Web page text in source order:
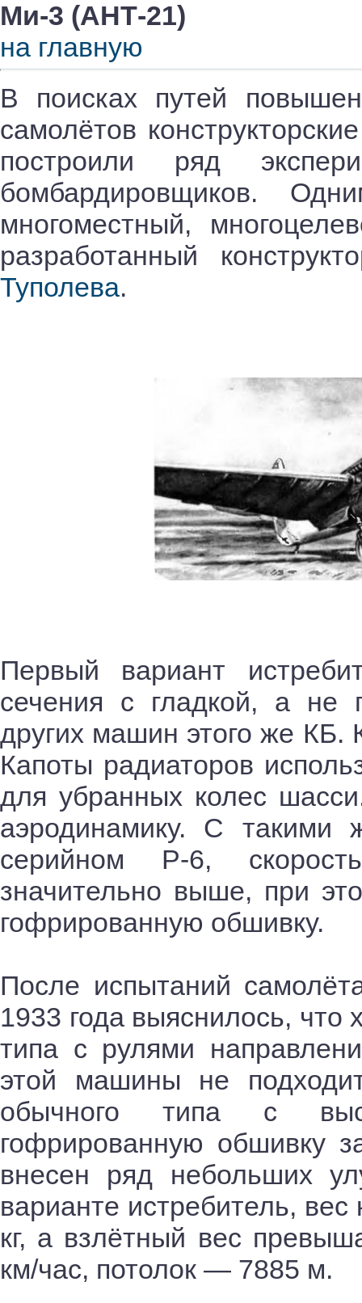
Ми-3 (АНТ-21)
на главную
В поисках путей
самолётов
построили ряд
бомбардировщиков.
многоместный,
разработанный
Туполева.
Первый вариант
сечения с гладкой, а не
других машин этого же
Капоты радиаторов
для убранных колес
аэродинамику. С
серийном Р-6,
значительно выше, при
гофрированную обшивку.
После испытаний
1933 года выяснилось, что
типа с рулями
этой машины не
обычного типа с
гофрированную обшивку
внесен ряд небольших
варианте истребитель, вес
кг, а взлётный вес
км/час, потолок — 7885 м.